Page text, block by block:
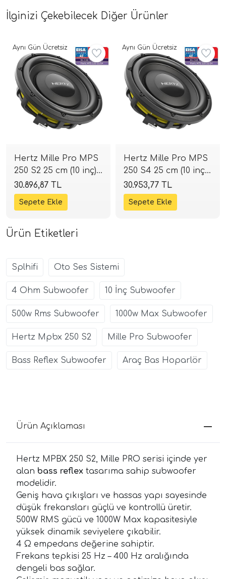
İlginizi Çekebilecek Diğer Ürünler
Hertz Mille Pro MPS
250 S2 25 cm (10 inç)
Slim Subwoofer |
1000W 2 Ohm |
SPLHIFI
30.896,87 TL
Aynı Gün Ücretsiz
Hertz Mille Pro MPS
250 S4 25 cm (10 inç)
Slim Subwoofer |
1000W 4 Ohm |
SPLHIFI
30.953,77 TL
Aynı Gün Ücretsiz
Ürün Etiketleri
Splhifi Oto Ses Sistemi
4 Ohm Subwoofer 10 İnç Subwoofer
500w Rms Subwoofer 1000w Max Subwoofer
Hertz Mpbx 250 S2 Mille Pro Subwoofer
Bass Reflex Subwoofer Araç Bas Hoparlör
Ürün Açıklaması
Hertz MPBX 250 S2, Mille PRO serisi içinde yer
alan bass reflex tasarıma sahip subwoofer
modelidir.
Geniş hava çıkışları ve hassas yapı sayesinde
düşük frekansları güçlü ve kontrollü üretir.
500W RMS gücü ve 1000W Max kapasitesiyle
yüksek dinamik seviyelere çıkabilir.
4 Ω empedans değerine sahiptir.
Frekans tepkisi 25 Hz – 400 Hz aralığında
dengeli bas sağlar.